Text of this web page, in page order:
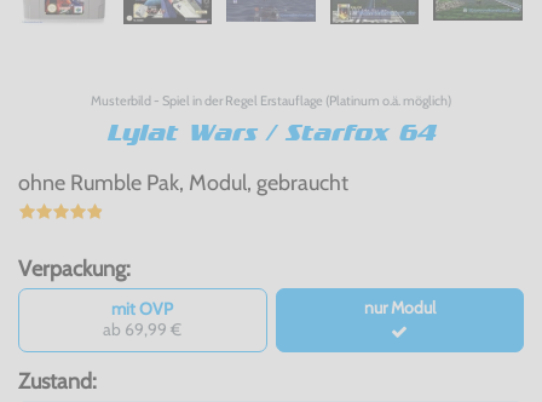
Musterbild - Spiel in der Regel Erstauflage (Platinum o.ä. möglich)
Lylat Wars / Starfox 64
ohne Rumble Pak, Modul, gebraucht
Verpackung:
mit OVP
ab 69,99 €
nur Modul
Zustand: